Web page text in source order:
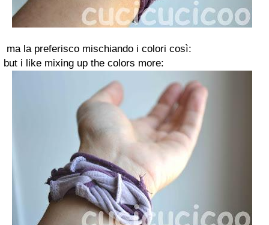
ma la preferisco mischiando i colori così:
but i like mixing up the colors more: